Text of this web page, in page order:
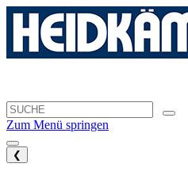
Zum Menü springen
❮